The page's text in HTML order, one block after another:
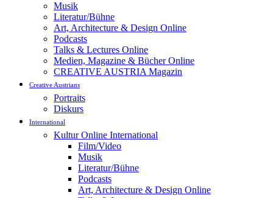
Musik
Literatur/Bühne
Art, Architecture & Design Online
Podcasts
Talks & Lectures Online
Medien, Magazine & Bücher Online
CREATIVE AUSTRIA Magazin
Creative Austrians
Portraits
Diskurs
International
Kultur Online International
Film/Video
Musik
Literatur/Bühne
Podcasts
Art, Architecture & Design Online